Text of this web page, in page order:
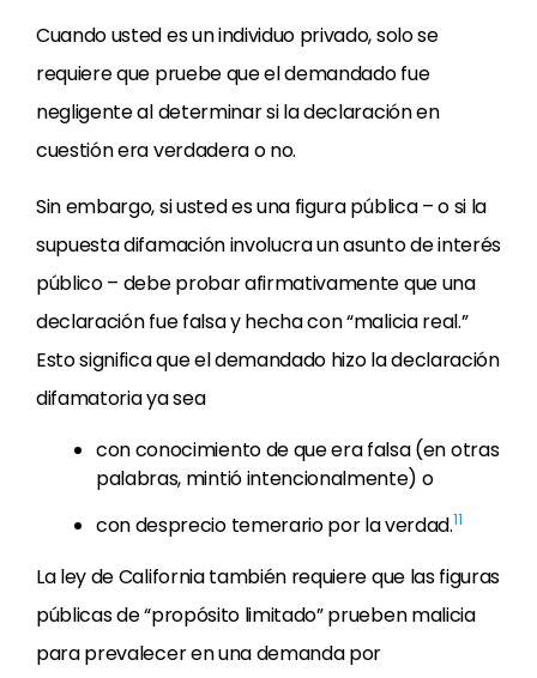
Cuando usted es un individuo privado, solo se
requiere que pruebe que el demandado fue
negligente al determinar si la declaración en
cuestión era verdadera o no.
Sin embargo, si usted es una figura pública – o si la
supuesta difamación involucra un asunto de interés
público – debe probar afirmativamente que una
declaración fue falsa y hecha con “malicia real.”
Esto significa que el demandado hizo la declaración
difamatoria ya sea
con conocimiento de que era falsa (en otras
palabras, mintió intencionalmente) o
con desprecio temerario por la verdad.11
La ley de California también requiere que las figuras
públicas de “propósito limitado” prueben malicia
para prevalecer en una demanda por